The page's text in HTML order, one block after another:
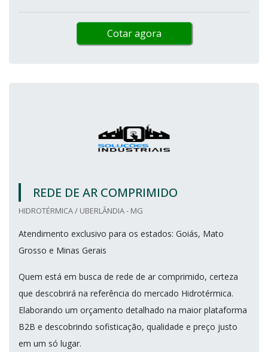
Cotar agora
REDE DE AR COMPRIMIDO
HIDROTÉRMICA / UBERLÂNDIA - MG
Atendimento exclusivo para os estados: Goiás, Mato
Grosso e Minas Gerais
Quem está em busca de rede de ar comprimido, certeza
que descobrirá na referência do mercado Hidrotérmica.
Elaborando um orçamento detalhado na maior plataforma
B2B e descobrindo sofisticação, qualidade e preço justo
em um só lugar.